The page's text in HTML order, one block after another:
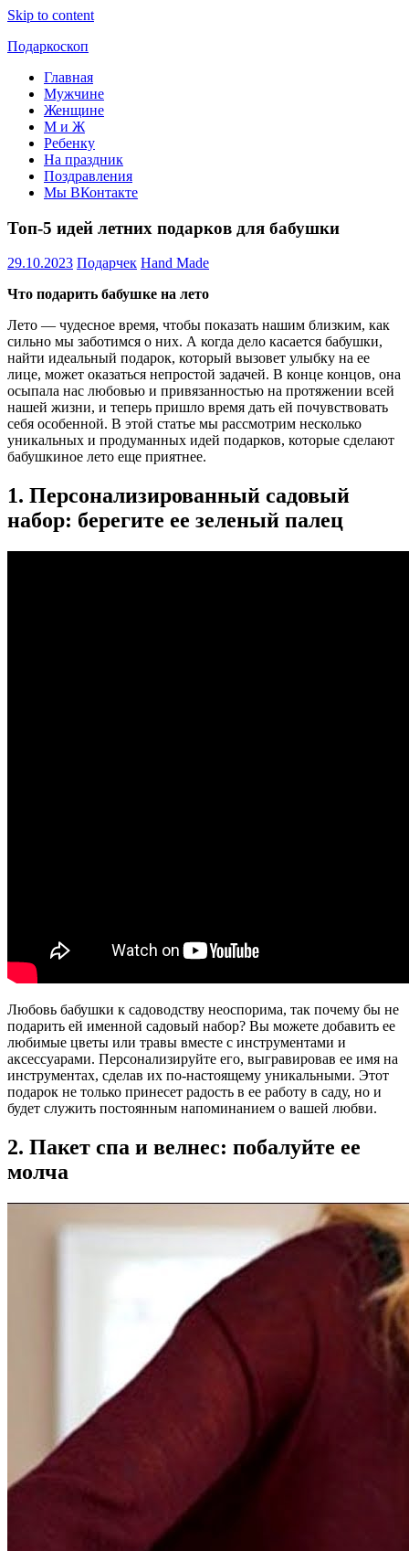
Skip to content
Подаркоскоп
Поможем
выбрать
подарить
Главная
Мужчине
Женщине
М и Ж
Ребенку
На праздник
Поздравления
Мы ВКонтакте
Топ-5 идей летних подарков для бабушки
29.10.2023 Подарчек Hand Made
Что подарить бабушке на лето
Лето — чудесное время, чтобы показать нашим близким, как
сильно мы заботимся о них. А когда дело касается бабушки,
найти идеальный подарок, который вызовет улыбку на ее
лице, может оказаться непростой задачей. В конце концов, она
осыпала нас любовью и привязанностью на протяжении всей
нашей жизни, и теперь пришло время дать ей почувствовать
себя особенной. В этой статье мы рассмотрим несколько
уникальных и продуманных идей подарков, которые сделают
бабушкиное лето еще приятнее.
1. Персонализированный садовый
набор: берегите ее зеленый палец
Любовь бабушки к садоводству неоспорима, так почему бы не
подарить ей именной садовый набор? Вы можете добавить ее
любимые цветы или травы вместе с инструментами и
аксессуарами. Персонализируйте его, выгравировав ее имя на
инструментах, сделав их по-настоящему уникальными. Этот
подарок не только принесет радость в ее работу в саду, но и
будет служить постоянным напоминанием о вашей любви.
2. Пакет спа и велнес: побалуйте ее
молча